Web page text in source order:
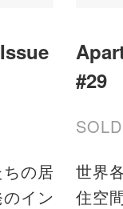
の居
イン
#29
世界
住空